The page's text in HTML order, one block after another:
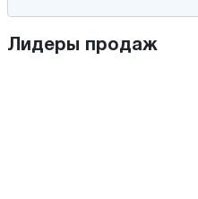
Лидеры продаж